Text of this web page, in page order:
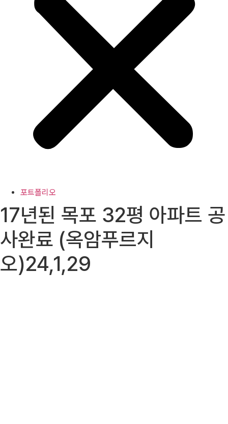
포트폴리오
17년된 목포 32평 아파트 공
사완료 (옥암푸르지
오)24,1,29